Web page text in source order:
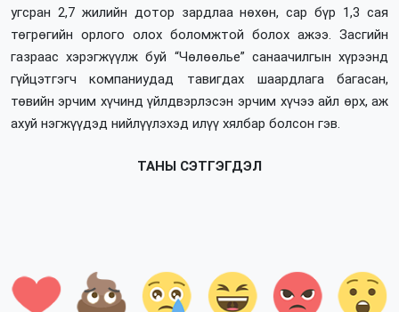
угсран 2,7 жилийн дотор зардлаа нөхөн, сар бүр 1,3 сая
төгрөгийн орлого олох боломжтой болох ажээ. Засгийн
газраас хэрэгжүүлж буй “Чөлөөлье” санаачилгын хүрээнд
гүйцэтгэгч компаниудад тавигдах шаардлага багасан,
төвийн эрчим хүчинд үйлдвэрлэсэн эрчим хүчээ айл өрх, аж
ахуй нэгжүүдэд нийлүүлэхэд илүү хялбар болсон гэв.
ТАНЫ СЭТГЭГДЭЛ